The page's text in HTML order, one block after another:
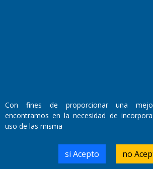
Director Periodístico:
Walter René Goñi
Domicilio Legal: José Ingenieros 855,
Santa Rosa, La Pampa.
Número de Registro DNDA:
Con fines de proporcionar una
encontramos en la necesidad de
uso de las misma
si Acepto no